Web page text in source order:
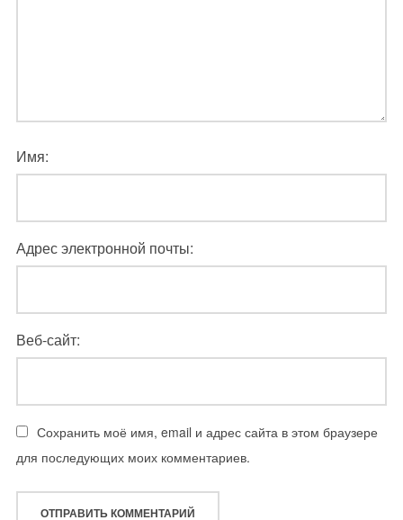
Имя:
Адрес электронной почты:
Веб-сайт:
Сохранить моё имя, email и адрес сайта в этом браузере
для последующих моих комментариев.